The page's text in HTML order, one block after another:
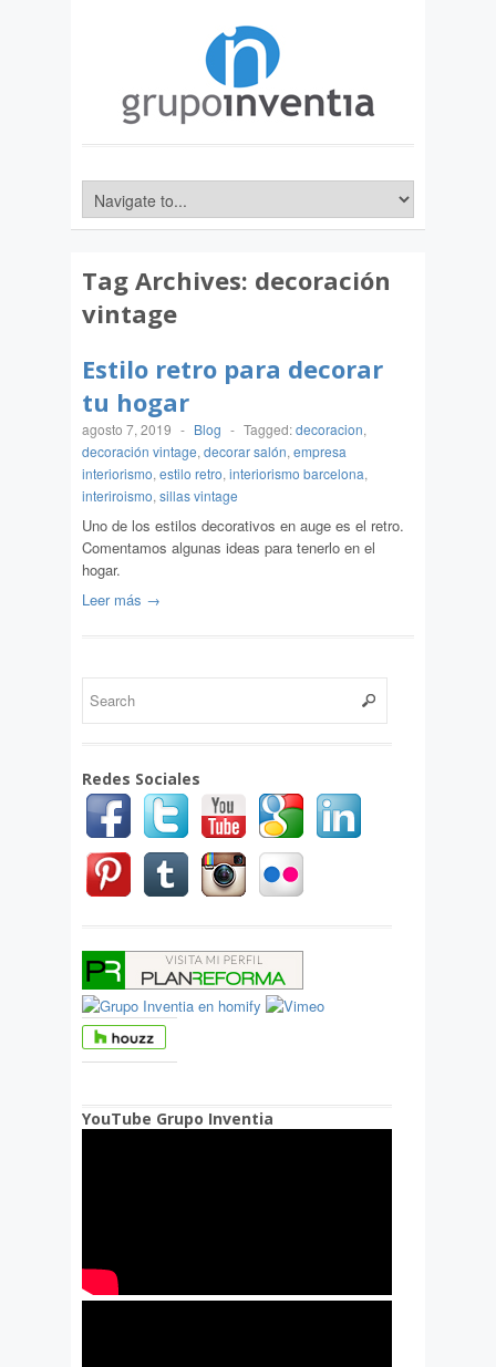
Tag Archives: decoración
vintage
Estilo retro para decorar
tu hogar
agosto 7, 2019 - Blog - Tagged:decoracion,
decoración vintage, decorar salón, empresa
interiorismo, estilo retro, interiorismo barcelona,
interiroismo, sillas vintage
Uno de los estilos decorativos en auge es el retro.
Comentamos algunas ideas para tenerlo en el
hogar.
Leer más →
Redes Sociales
YouTube Grupo Inventia